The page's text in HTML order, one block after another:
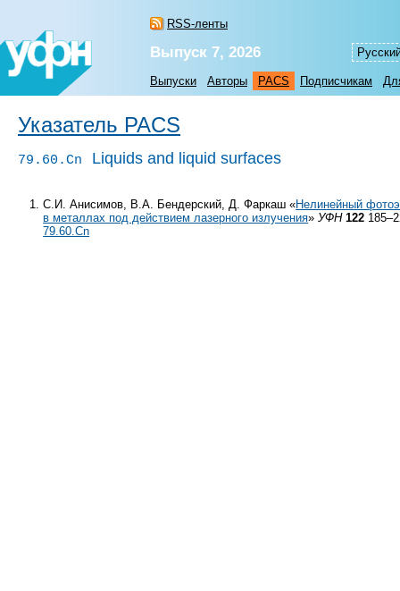
RSS-ленты
Выпуск 7, 2026
Выпуски Авторы PACS Подписчикам
Указатель PACS
79.60.Cn Liquids and liquid surfaces
С.И. Анисимов, В.А. Бендерский, Д. Фаркаш «Нелинейный
в металлах под действием лазерного излучения»УФН 122
79.60.Cn